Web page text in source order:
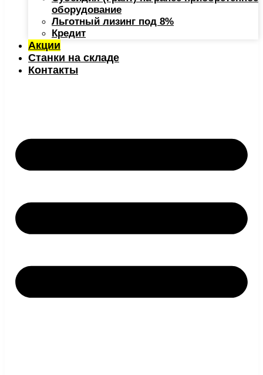
оборудование
Льготный лизинг под 8%
Кредит
Акции
Станки на складе
Контакты